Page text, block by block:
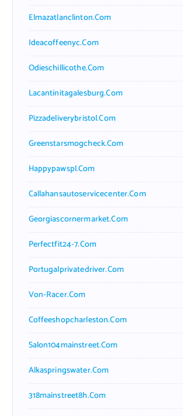
Elmazatlanclinton.com
Ideacoffeenyc.com
Odieschillicothe.com
Lacantinitagalesburg.com
Pizzadeliverybristol.com
Greenstarsmogcheck.com
Happypawspl.com
Callahansautoservicecenter.com
Georgiascornermarket.com
Perfectfit24-7.com
Portugalprivatedriver.com
Von-Racer.com
Coffeeshopcharleston.com
Salon104mainstreet.com
Alkaspringswater.com
318mainstreet8h.com